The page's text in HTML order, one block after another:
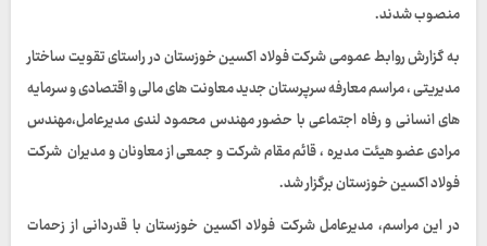
منصوب شدند.
به گزارش روابط عمومی شرکت فولاد اکسین خوزستان در راستای تقویت ساختار
مدیریتی ، مراسم معارفه سرپرستان جدید معاونت‌ های مالی و اقتصادی و سرمایه
های انسانی و رفاه اجتماعی با حضور مهندس محمود لندی مدیرعامل،مهندس
مرادی عضو هیئت مدیره ، قائم مقام شرکت و جمعی از معاونان و مدیران شرکت
فولاد اکسین خوزستان برگزار شد.
در این مراسم، مدیرعامل شرکت فولاد اکسین خوزستان با قدردانی از زحمات